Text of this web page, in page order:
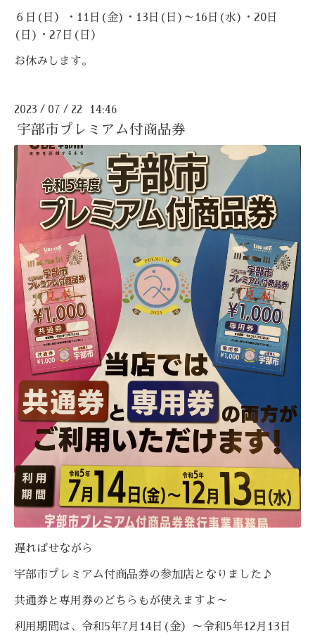
６日(日）・11日(金)・13日(日)～16日(水)・20日
(日)・27日(日）
お休みします。
2023 / 07 / 22 14:46
宇部市プレミアム付商品券
遅ればせながら
宇部市プレミアム付商品券の参加店となりました♪
共通券と専用券のどちらもが使えますよ～
利用期間は、令和5年7月14日(金）～令和5年12月13日